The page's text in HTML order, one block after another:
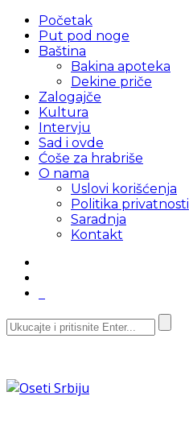
Početak
Put pod noge
Baština
Bakina apoteka
Dekine priče
Zalogajče
Kultura
Intervju
Sad i ovde
Ćoše za hrabriše
O nama
Uslovi korišćenja
Politika privatnosti
Saradnja
Kontakt